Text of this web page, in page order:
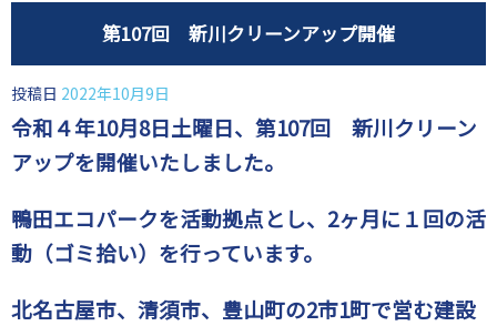
第107回 新川クリーンアップ開催
投稿日 2022年10月9日
令和４年10月8日土曜日、第107回 新川クリーン
アップを開催いたしました。
鴨田エコパークを活動拠点とし、2ヶ月に１回の活
動（ゴミ拾い）を行っています。
北名古屋市、清須市、豊山町の2市1町で営む建設